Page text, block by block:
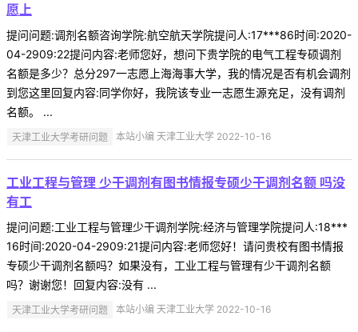
愿上
提问问题:调剂名额咨询学院:航空航天学院提问人:17***86时间:2020-
04-2909:22提问内容:老师您好，想问下贵学院的电气工程专硕调剂
名额是多少？总分297一志愿上海海事大学，我的情况是否有机会调剂
到您这里回复内容:同学你好，我院该专业一志愿生源充足，没有调剂
名额。 ...
天津工业大学考研问题 本站小编 天津工业大学 2022-10-16
工业工程与管理 少干调剂有图书情报专硕少干调剂名额 吗没
有工
提问问题:工业工程与管理少干调剂学院:经济与管理学院提问人:18***
16时间:2020-04-2909:21提问内容:老师您好！请问贵校有图书情报
专硕少干调剂名额吗？如果没有，工业工程与管理有少干调剂名额
吗？谢谢您！回复内容:没有 ...
天津工业大学考研问题 本站小编 天津工业大学 2022-10-16